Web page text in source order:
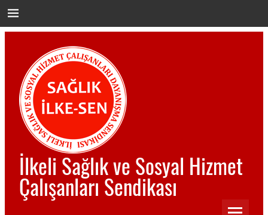
geç
İlkeli Sağlık ve Sosyal Hizmet
Çalışanları Sendikası
İlkeli Sağlık ve Sosyal Hizmet Çalışanları Sendikası